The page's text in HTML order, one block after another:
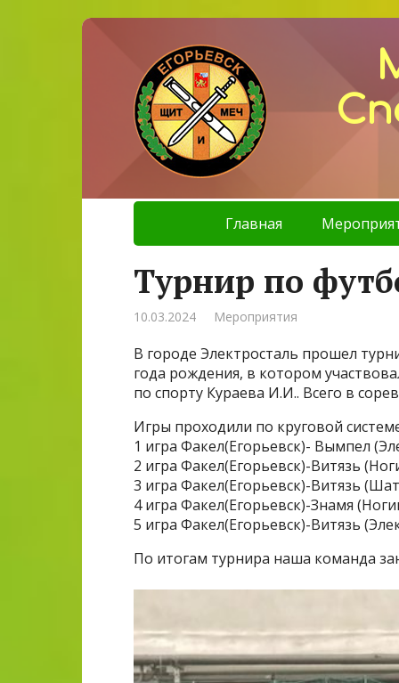
Главная
Турнир по
10.03.2024 Мероприятия
В городе Электросталь прошел
года рождения, в котором
по спорту Кураева И.И.. Всего в
Игры проходили по круговой
1 игра Факел(Егорьевск)- Вымпел
2 игра Факел(Егорьевск)-Витязь
3 игра Факел(Егорьевск)-Витязь
4 игра Факел(Егорьевск)-Знамя
5 игра Факел(Егорьевск)-Витязь
По итогам турнира наша команда